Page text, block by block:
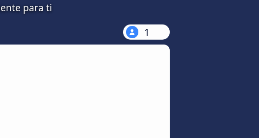
para ti
1